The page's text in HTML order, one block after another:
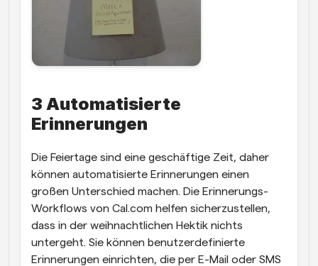
3 Automatisierte
Erinnerungen
Die Feiertage sind eine geschäftige Zeit, daher
können automatisierte Erinnerungen einen
großen Unterschied machen. Die Erinnerungs-
Workflows von Cal.com helfen sicherzustellen,
dass in der weihnachtlichen Hektik nichts
untergeht. Sie können benutzerdefinierte
Erinnerungen einrichten, die per E-Mail oder SMS